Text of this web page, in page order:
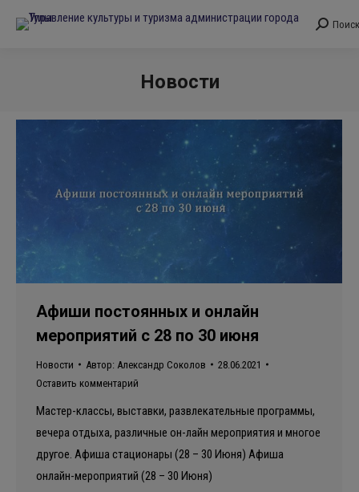
Поиск:
Поиск
Новости
Афиши постоянных и онлайн
мероприятий с 28 по 30 июня
Новости Автор: Александр Соколов
28.06.2021
Оставить комментарий
Мастер-классы, выставки, развлекательные программы,
вечера отдыха, различные он-лайн мероприятия и многое
другое. Афиша стационары (28 – 30 Июня) Афиша
онлайн-мероприятий (28 – 30 Июня)